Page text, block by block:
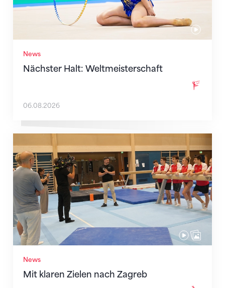
News
Nächster Halt: Weltmeisterschaft
06.08.2026
News
Mit klaren Zielen nach Zagreb
Mit klaren Zielen nach Zagreb